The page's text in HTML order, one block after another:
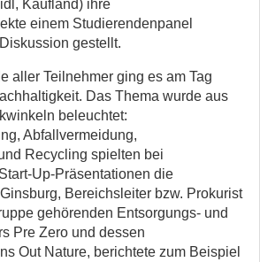
Kaufland) ihre
einem Studierendenpanel
gestellt.
aller Teilnehmer ging es am Tag
Das Thema wurde aus
beleuchtet:
Abfallvermeidung,
Recycling spielten bei
Up-Präsentationen die
Bereichsleiter bzw. Prokurist
gehörenden Entsorgungs- und
Pre Zero und dessen
Out Nature, berichtete zum Beispiel